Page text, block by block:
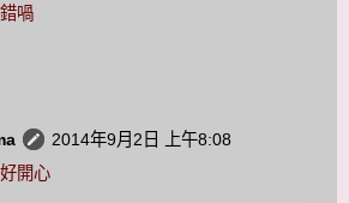
喎
2014年9月2日 上午8:08
開心